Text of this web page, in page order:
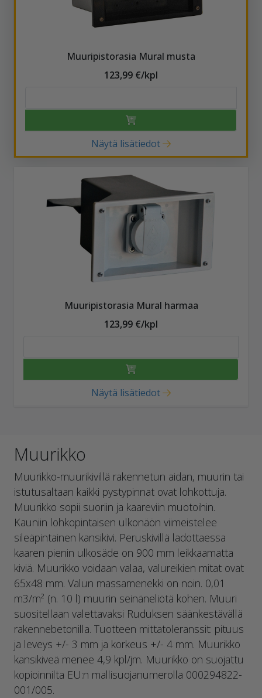
Muuripistorasia Mural musta
123,99 €/kpl
Näytä lisätiedot
Muuripistorasia Mural harmaa
123,99 €/kpl
Näytä lisätiedot
Muurikko
Muurikko-muurikivillä rakennetun aidan, muurin tai
istutusaltaan kaikki pystypinnat ovat lohkottuja.
Muurikko sopii suoriin ja kaareviin muotoihin.
Kauniin lohkopintaisen ulkonäön viimeistelee
sileäpintainen kansikivi. Peruskivillä ladottaessa
kaaren pienin ulkosäde on 900 mm leikkaamatta
kiviä. Muurikko voidaan valaa, valureikien mitat ovat
65x48 mm. Valun massamenekki on noin. 0,01
m3/m² (n. 10 l) muurin seinäneliötä kohen. Muuri
suositellaan valettavaksi Ruduksen säänkestävällä
rakennebetonilla. Tuotteen mittatoleranssit: pituus
ja leveys +/- 3 mm ja korkeus +/- 4 mm. Muurikko
kansikiveä menee 4,9 kpl/jm. Muurikko on suojattu
kopioinnilta EU:n mallisuojanumerolla 000294822-
001/005.